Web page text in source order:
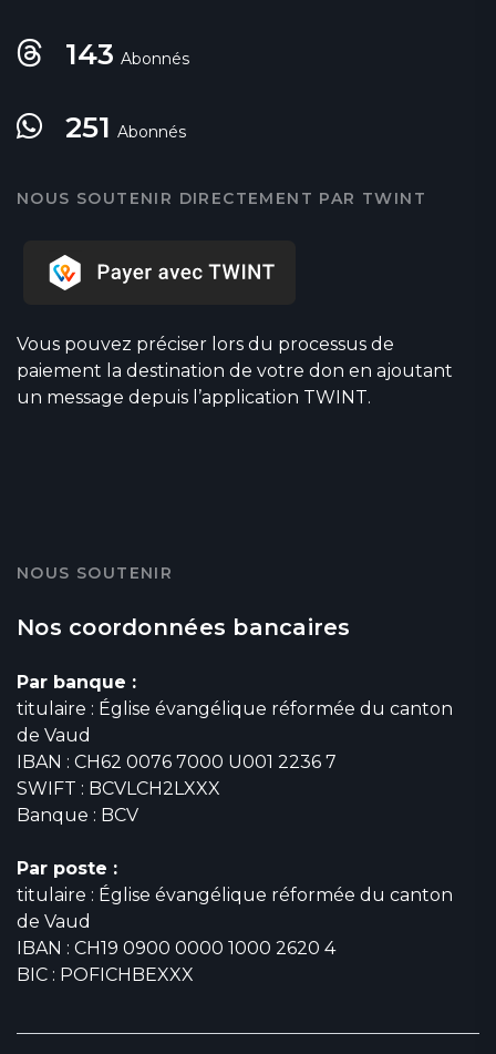
143 Abonnés
251 Abonnés
NOUS SOUTENIR DIRECTEMENT PAR TWINT
Vous pouvez préciser lors du processus de
paiement la destination de votre don en ajoutant
un message depuis l’application TWINT.
NOUS SOUTENIR
Nos coordonnées bancaires
Par banque :
titulaire : Église évangélique réformée du canton
de Vaud
IBAN : CH62 0076 7000 U001 2236 7
SWIFT : BCVLCH2LXXX
Banque : BCV
Par poste :
titulaire : Église évangélique réformée du canton
de Vaud
IBAN : CH19 0900 0000 1000 2620 4
BIC : POFICHBEXXX